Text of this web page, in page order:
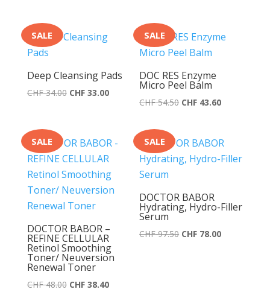
CHF 90.50 CHF 90.00.
SALE
Deep Cleansing Pads
CHF34.00 Ursprünglicher
CHF 34.00
CHF33.00Aktueller
CHF 33.00.
SALE
DOC RES Enzyme
Micro Peel Balm
CHF54.50 Ursprünglicher
CHF 54.50
CHF 43.60Aktueller
CHF 43.60.
SALE
DOCTOR BABOR –
REFINE CELLULAR
Retinol Smoothing
Toner/ Neuversion
Renewal Toner
CHF48.00 Ursprünglicher
CHF38.40Aktueller
SALE
DOCTOR BABOR
Hydrating, Hydro-Filler
Serum
CHF97.50 Ursprünglicher
CHF 78.00Aktueller